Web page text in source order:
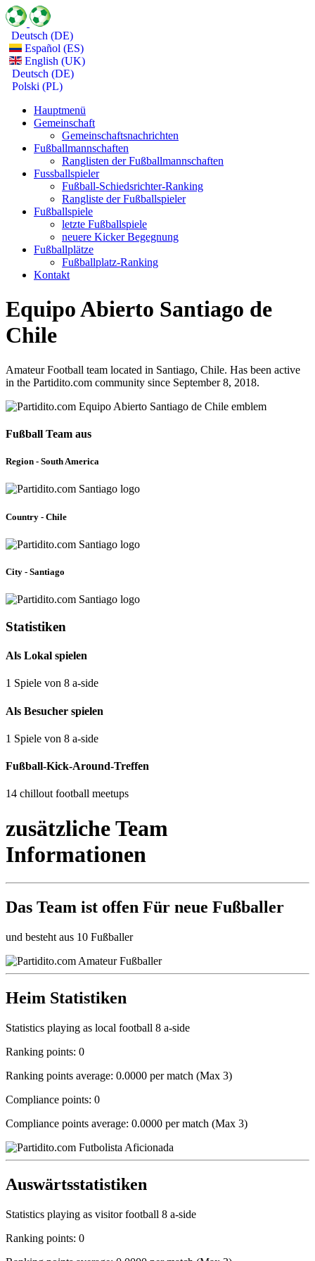
Deutsch (DE)
Español (ES)
English (UK)
Deutsch (DE)
Polski (PL)
Hauptmenü
Gemeinschaft
Gemeinschaftsnachrichten
Fußballmannschaften
Ranglisten der Fußballmannschaften
Fussballspieler
Fußball-Schiedsrichter-Ranking
Rangliste der Fußballspieler
Fußballspiele
letzte Fußballspiele
neuere Kicker Begegnung
Fußballplätze
Fußballplatz-Ranking
Kontakt
Equipo Abierto Santiago de
Chile
Amateur Football team located in Santiago, Chile. Has been active
in the Partidito.com community since September 8, 2018.
Fußball Team aus
Region - South America
Country - Chile
City - Santiago
Statistiken
Als Lokal spielen
1 Spiele von 8 a-side
Als Besucher spielen
1 Spiele von 8 a-side
Fußball-Kick-Around-Treffen
14 chillout football meetups
zusätzliche Team
Informationen
Das Team ist offen Für neue Fußballer
und besteht aus 10 Fußballer
Heim Statistiken
Statistics playing as local football 8 a-side
Ranking points: 0
Ranking points average: 0.0000 per match (Max 3)
Compliance points: 0
Compliance points average: 0.0000 per match (Max 3)
Auswärtsstatistiken
Statistics playing as visitor football 8 a-side
Ranking points: 0